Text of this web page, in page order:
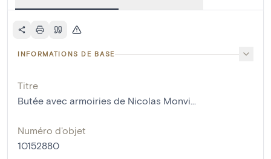
INFORMATIONS DE BASE
Titre
Butée avec armoiries de Nicolas Monvi...
Numéro d'objet
10152880